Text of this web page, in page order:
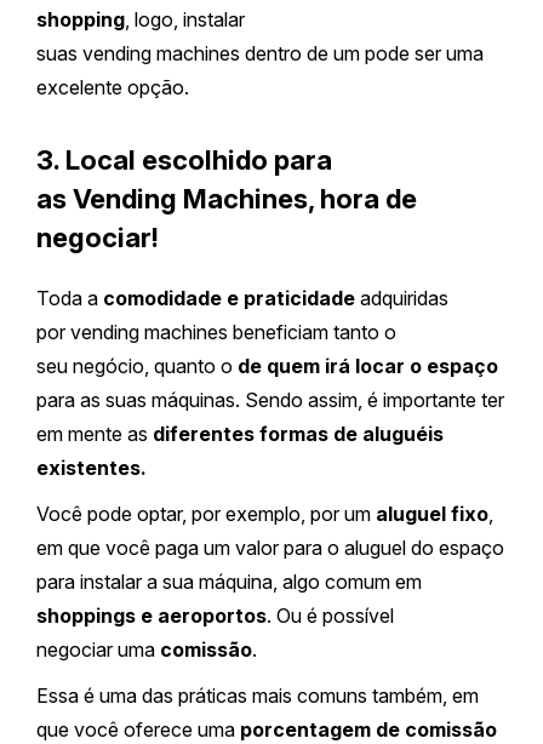
shopping, logo, instalar
suas vending machines dentro de um pode ser uma
excelente opção.
3. Local escolhido para
as Vending Machines, hora de
negociar!
Toda a comodidade e praticidade adquiridas
por vending machines beneficiam tanto o
seu negócio, quanto o de quem irá locar o espaço
para as suas máquinas. Sendo assim, é importante ter
em mente as diferentes formas de aluguéis
existentes.
Você pode optar, por exemplo, por um aluguel fixo,
em que você paga um valor para o aluguel do espaço
para instalar a sua máquina, algo comum em
shoppings e aeroportos. Ou é possível
negociar uma comissão.
Essa é uma das práticas mais comuns também, em
que você oferece uma porcentagem de comissão